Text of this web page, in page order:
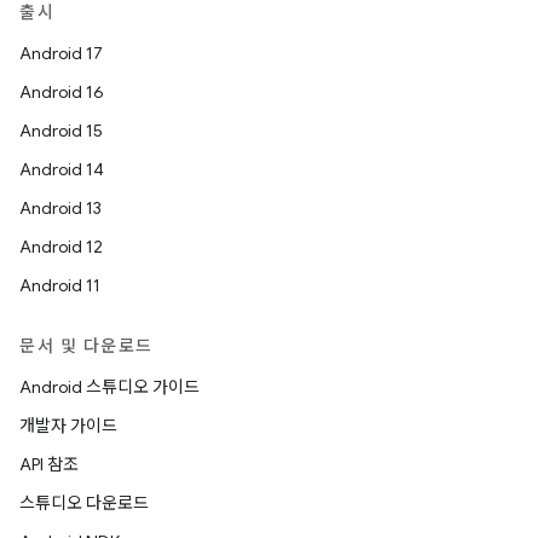
출시
Android 17
Android 16
Android 15
Android 14
Android 13
Android 12
Android 11
문서 및 다운로드
Android 스튜디오 가이드
개발자 가이드
API 참조
스튜디오 다운로드